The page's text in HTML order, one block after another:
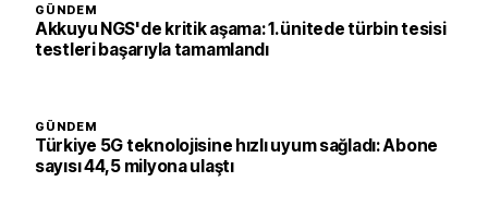
GÜNDEM
Akkuyu NGS'de kritik aşama: 1. ünitede türbin tesisi
testleri başarıyla tamamlandı
GÜNDEM
Türkiye 5G teknolojisine hızlı uyum sağladı: Abone
sayısı 44,5 milyona ulaştı